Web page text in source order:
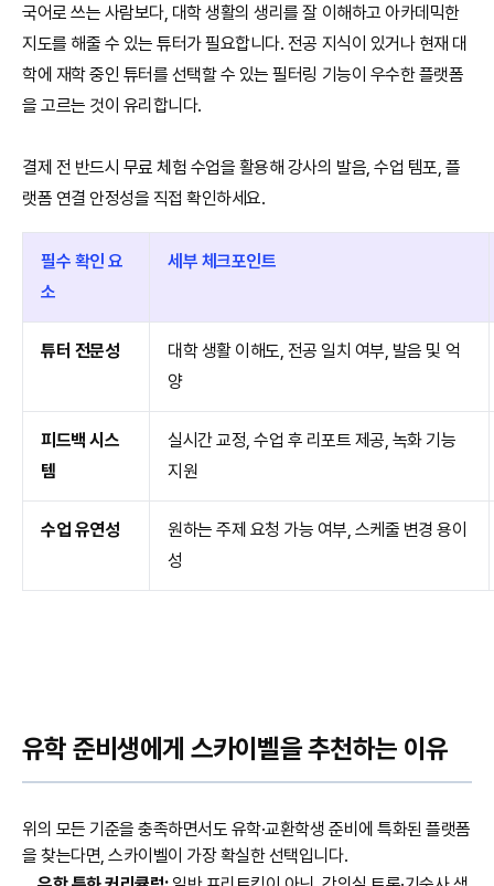
국어로 쓰는 사람보다, 대학 생활의 생리를 잘 이해하고 아카데믹한
지도를 해줄 수 있는 튜터가 필요합니다. 전공 지식이 있거나 현재 대
학에 재학 중인 튜터를 선택할 수 있는 필터링 기능이 우수한 플랫폼
을 고르는 것이 유리합니다.
결제 전 반드시 무료 체험 수업을 활용해 강사의 발음, 수업 템포, 플
랫폼 연결 안정성을 직접 확인하세요.
필수 확인 요
소
세부 체크포인트
튜터 전문성
대학 생활 이해도, 전공 일치 여부, 발음 및 억
양
피드백 시스
템
실시간 교정, 수업 후 리포트 제공, 녹화 기능
지원
수업 유연성
원하는 주제 요청 가능 여부, 스케줄 변경 용이
성
유학 준비생에게 스카이벨을 추천하는 이유
위의 모든 기준을 충족하면서도 유학·교환학생 준비에 특화된 플랫폼
을 찾는다면, 스카이벨이 가장 확실한 선택입니다.